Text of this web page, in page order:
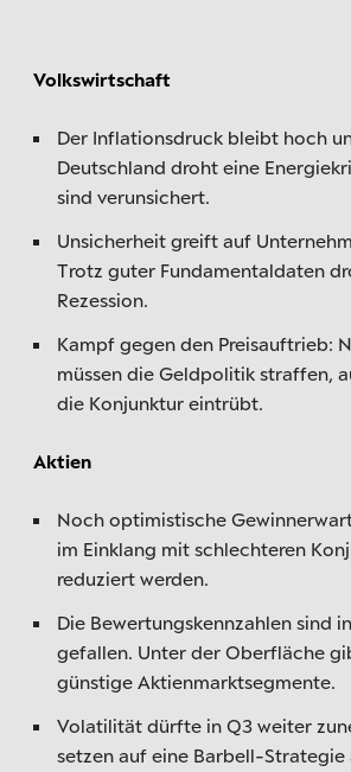
Volkswirtschaft
Der Inflationsdruck bleibt hoch
Deutschland droht eine
sind verunsichert.
Unsicherheit greift auf
Trotz guter Fundamentaldaten
Rezession.
Kampf gegen den Preisauftrieb:
müssen die Geldpolitik straffen,
die Konjunktur eintrübt.
Aktien
Noch optimistische
im Einklang mit schlechteren
reduziert werden.
Die Bewertungskennzahlen sind
gefallen. Unter der Oberfläche
günstige Aktienmarktsegmente.
Volatilität dürfte in Q3 weiter
setzen auf eine Barbell-Strategie